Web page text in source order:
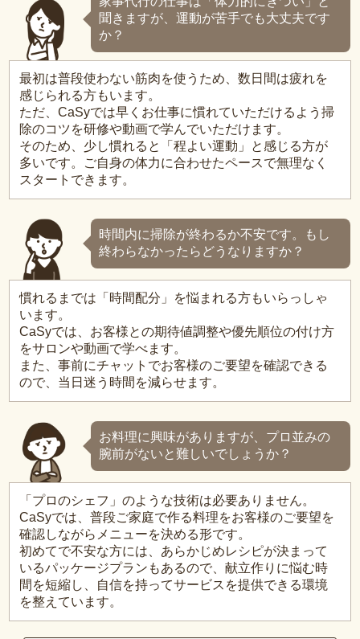
聞きますが、運動が苦手でも大丈夫です
か？
最初は普段使わない筋肉を使うため、数日間は疲れを
感じられる方もいます。
ただ、CaSyでは早くお仕事に慣れていただけるよう掃
除のコツを研修や動画で学んでいただけます。
そのため、少し慣れると「程よい運動」と感じる方が
多いです。ご自身の体力に合わせたペースで無理なく
スタートできます。
時間内に掃除が終わるか不安です。もし
終わらなかったらどうなりますか？
慣れるまでは「時間配分」を悩まれる方もいらっしゃ
います。
CaSyでは、お客様との期待値調整や優先順位の付け方
をサロンや動画で学べます。
また、事前にチャットでお客様のご要望を確認できる
ので、当日迷う時間を減らせます。
お料理に興味がありますが、プロ並みの
腕前がないと難しいでしょうか？
「プロのシェフ」のような技術は必要ありません。
CaSyでは、普段ご家庭で作る料理をお客様のご要望を
確認しながらメニューを決める形です。
初めてで不安な方には、あらかじめレシピが決まって
いるパッケージプランもあるので、献立作りに悩む時
間を短縮し、自信を持ってサービスを提供できる環境
を整えています。